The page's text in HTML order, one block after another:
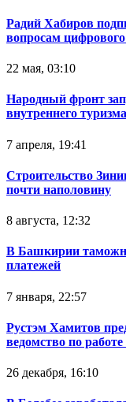
Радий Хабиров
вопросам
22 мая, 03:10
Народный фронт
внутреннего туризма
7 апреля, 19:41
Строительство
почти наполовину
8 августа, 12:32
В Башкирии
платежей
7 января, 22:57
Рустэм Хамитов
ведомство по
26 декабря, 16:10